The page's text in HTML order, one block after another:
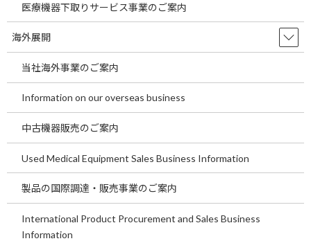
株式会社 エージェント・プロフェッショナル
ＴＥＬ：047(398)5411
ｆａｘ：047(398)2670
医療機器下取りサービス事業のご案内
海外展開
当社海外事業のご案内
Information on our overseas business
中古機器販売のご案内
Used Medical Equipment Sales Business Information
製品の国際調達・販売事業のご案内
International Product Procurement and Sales Business
Information